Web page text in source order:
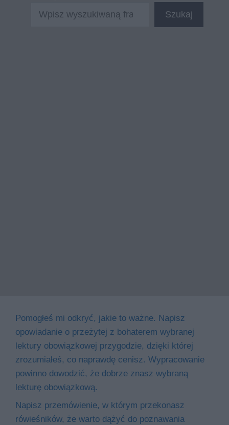
Szukaj
Pomogłeś mi odkryć, jakie to ważne. Napisz
opowiadanie o przeżytej z bohaterem wybranej
lektury obowiązkowej przygodzie, dzięki której
zrozumiałeś, co naprawdę cenisz. Wypracowanie
powinno dowodzić, że dobrze znasz wybraną
lekturę obowiązkową.
Napisz przemówienie, w którym przekonasz
rówieśników, że warto dążyć do poznawania